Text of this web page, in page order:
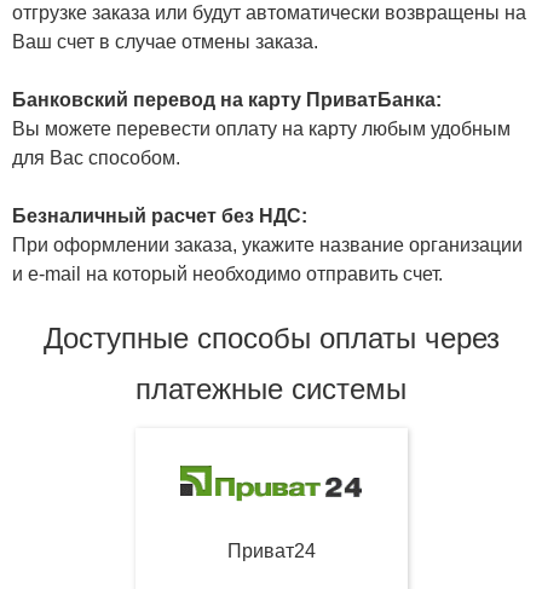
отгрузке заказа или будут автоматически возвращены на
Ваш счет в случае отмены заказа.
Банковский перевод на карту ПриватБанка:
Вы можете перевести оплату на карту любым удобным
для Вас способом.
Безналичный расчет без НДС:
При оформлении заказа, укажите название организации
и e-mail на который необходимо отправить счет.
Доступные способы оплаты через
платежные системы
Приват24